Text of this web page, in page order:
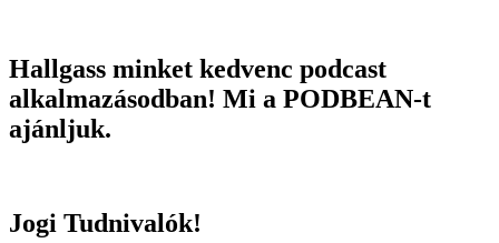
Hallgass minket kedvenc podcast
alkalmazásodban! Mi a PODBEAN-t
ajánljuk.
Jogi Tudnivalók!